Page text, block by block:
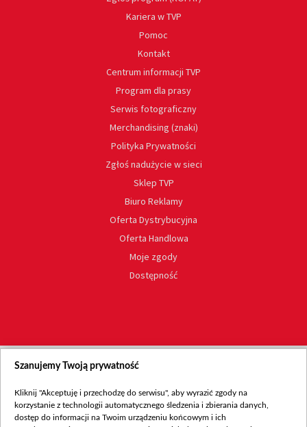
Kariera w TVP
Pomoc
Kontakt
Centrum informacji TVP
Program dla prasy
Serwis fotograficzny
Merchandising (znaki)
Polityka Prywatności
Zgłoś nadużycie w sieci
Sklep TVP
Biuro Reklamy
Oferta Dystrybucyjna
Oferta Handlowa
Moje zgody
Dostępność
Szanujemy Twoją prywatność
Kliknij "Akceptuję i przechodzę do serwisu", aby wyrazić zgody na
korzystanie z technologii automatycznego śledzenia i zbierania danych,
dostęp do informacji na Twoim urządzeniu końcowym i ich